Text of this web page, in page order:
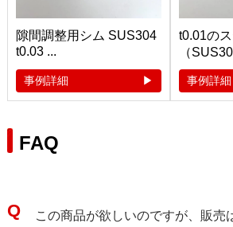
隙間調整用シム SUS304
t0.03 ...
事例詳細
t0.01の
（
事例詳細
FAQ
この商品が欲しいのですが、販売